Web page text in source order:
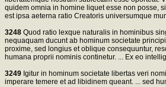
quidem omnia in homine liquet esse non posse,
est ipsa aeterna ratio Creatoris universumque
3248 Quod ratio lexque naturalis in hominibus
nequaquam ducunt ab hominum societate
proxime, sed longius et oblique consequuntur,
humana proprii nominis continetur. ... Ex eo
3249 Igitur in hominum societate libertas veri
imperare temere et ad libidinem queant. ... sed